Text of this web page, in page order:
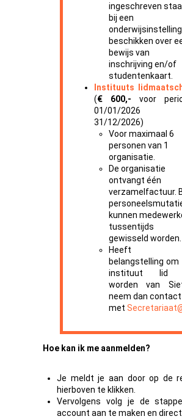
ingeschreven
bij een
beschikken over
bewijs van
inschrijving en/of
studentenkaart.
Instituuts
(€ 600,- voor
01/01/
31/12/2026)
Voor maximaal 6
personen van 1
organisatie.
De organisatie
ontvangt één
verzamelfactuur.
kunnen
tussentijds
gewisseld worden.
Heeft
belangstelling om
instituut lid
worden van
neem dan
met
Hoe kan ik me aanmelden?
Je meldt je aan door op de
hierboven te klikken.
Vervolgens volg je de
account aan te maken en